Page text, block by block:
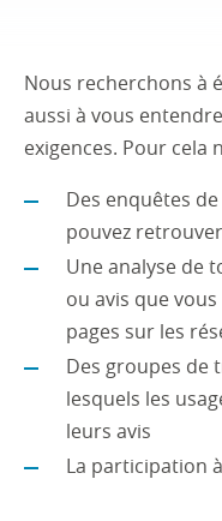
Nous recherchons à
aussi à vous
exigences. Pour cela
Des enquêtes
pouvez
Une analyse de
ou avis que
pages sur les
Des groupes de
lesquels les
leurs avis
La participation